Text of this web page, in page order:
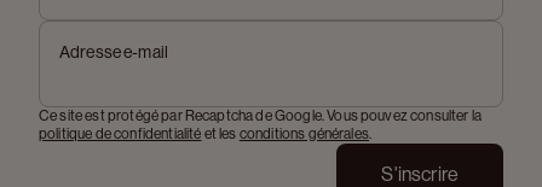
Adresse e-mail
Ce site est protégé par Recaptcha de Google. Vous pouvez consulter la
politique de confidentialité et les conditions générales.
S'inscrire